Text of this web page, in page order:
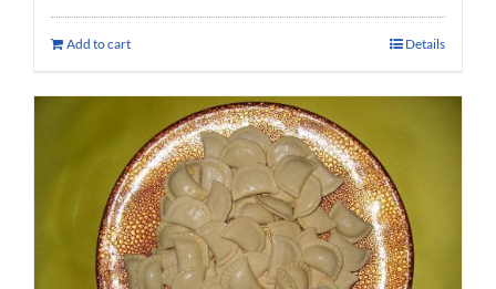
Add to cart Details